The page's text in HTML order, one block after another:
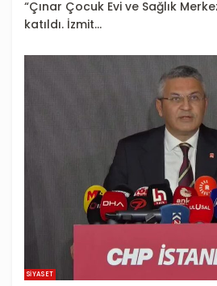
“Çınar Çocuk Evi ve Sağlık
katıldı. İzmit...
SIYASET